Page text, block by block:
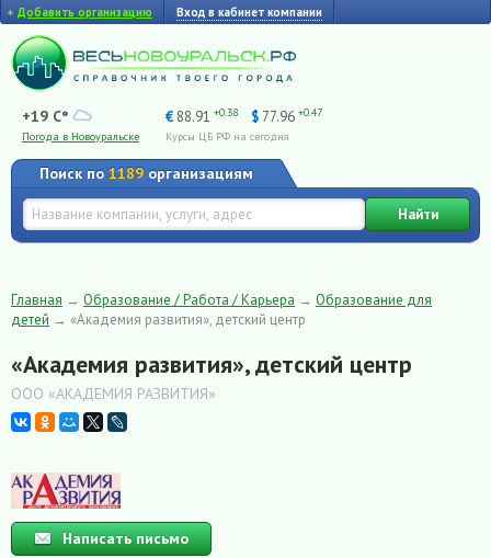
+ Добавить организацию Вход в кабинет компании
+19 C°
Погода в Новоуральске
€ 88.91 +0.38 $ 77.96 +0.47
Курсы ЦБ РФ на сегодня
Поиск по 1189 организациям
Найти
Главная → Образование / Работа / Карьера → Образование для
детей → «Академия развития», детский центр
«Академия развития», детский центр
ООО «АКАДЕМИЯ РАЗВИТИЯ»
Написать письмо